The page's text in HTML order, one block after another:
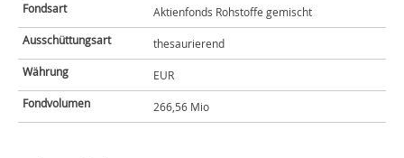
Fondsart
Aktienfonds Rohstoffe gemischt
Ausschüttungsart
thesaurierend
Währung
EUR
Fondvolumen
266,56 Mio